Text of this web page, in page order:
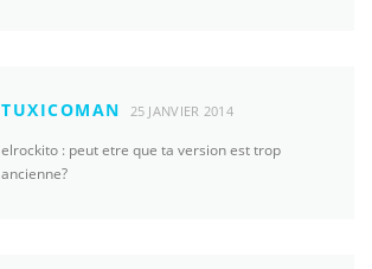
TUXICOMAN 25 JANVIER 2014
elrockito : peut etre que ta version est trop
ancienne?